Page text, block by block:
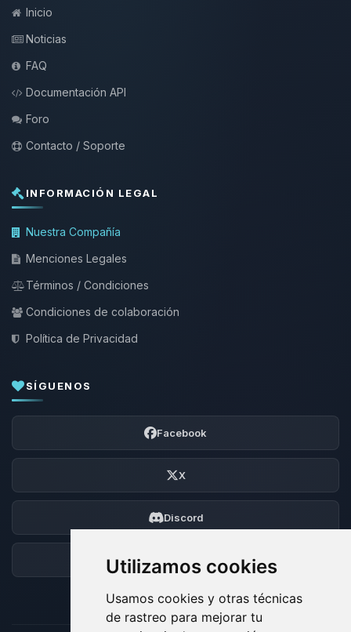
Utilizamos cookies
Usamos cookies y otras técnicas
de rastreo para mejorar tu
Inicio
Noticias
FAQ
Documentación API
Foro
Contacto / Soporte
INFORMACIÓN LEGAL
Nuestra Compañía
Menciones Legales
Términos / Condiciones
Condiciones de colaboración
Política de Privacidad
SÍGUENOS
Facebook
X
Discord
Foro